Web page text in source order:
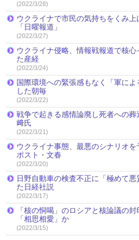
(2022/3/28)
ウクライナで市民の気持ちをくみ上
「日曜報道」
(2022/3/27)
ウクライナ侵略、情報戦報道で核
た産経
(2022/3/24)
国際環境への緊張感もなく「軍に
した朝毎
(2022/3/22)
戦争で起きる感情論廃し死者への
﨑氏
(2022/3/21)
ウクライナ事態、最悪のシナリオ
ポスト・文春
(2022/3/20)
日野自動車の検査不正に「極めて
た日経社説
(2022/3/17)
「核の恫喝」のロシアと核論議の
「相思相愛」か
(2022/3/15)